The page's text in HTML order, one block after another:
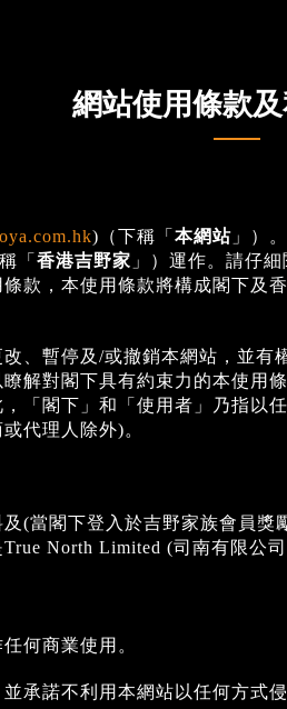
網站使用條款
)（下稱「 本網站」）
「 香港吉野家 」）運作。請仔
款，本使用條款將構成閣下及
、暫停及/或撤銷本網站，並有
解對閣下具有約束力的本使用
「閣下」和「使用者」乃指以
代理人除外)。
(當閣下登入於吉野家族會員獎
North Limited (司南有限公司
何商業使用。
承諾不利用本網站以任何方式